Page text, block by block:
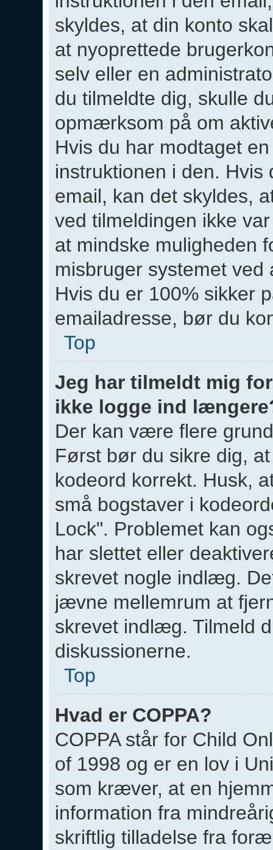
skyldes, at din konto
at nyoprettede
selv eller en
du tilmeldte dig, skulle
opmærksom på om
Hvis du har modtaget
instruktionen i den.
email, kan det skyldes,
ved tilmeldingen ikke
at mindske muligheden
misbruger systemet ved
Hvis du er 100% sikker
emailadresse, bør du
Top
Jeg har tilmeldt mig
ikke logge ind
Der kan være flere
Først bør du sikre dig,
kodeord korrekt. Husk,
små bogstaver i
Lock". Problemet kan
har slettet eller
skrevet nogle indlæg.
jævne mellemrum at
skrevet indlæg. Tilmeld
diskussionerne.
Top
Hvad er COPPA?
COPPA står for Child
of 1998 og er en lov i
som kræver, at en
information fra
skriftlig tilladelse fra